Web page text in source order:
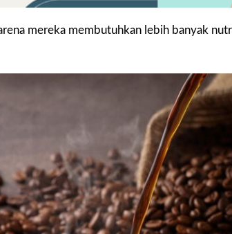
mereka membutuhkan lebih banyak